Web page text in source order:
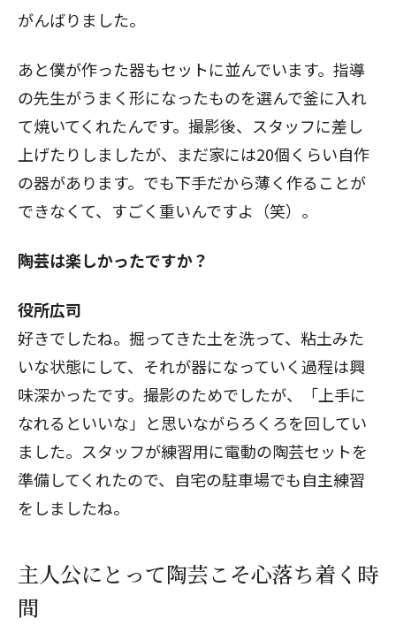
がんばりました。
あと僕が作った器もセットに並んでいます。指導
の先生がうまく形になったものを選んで釜に入れ
て焼いてくれたんです。撮影後、スタッフに差し
上げたりしましたが、まだ家には20個くらい自作
の器があります。でも下手だから薄く作ることが
できなくて、すごく重いんですよ（笑）。
――陶芸は楽しかったですか？
役所広司
好きでしたね。掘ってきた土を洗って、粘土みた
いな状態にして、それが器になっていく過程は興
味深かったです。撮影のためでしたが、「上手に
なれるといいな」と思いながらろくろを回してい
ました。スタッフが練習用に電動の陶芸セットを
準備してくれたので、自宅の駐車場でも自主練習
をしましたね。
主人公にとって陶芸こそ心落ち着く時
間